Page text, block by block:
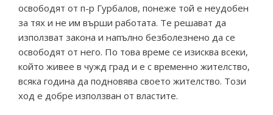
освободят от п-р Гурбалов, понеже той е неудобен
за тях и не им върши работата. Те решават да
използват закона и напълно безболезнено да се
освободят от него. По това време се изисква всеки,
който живее в чужд град и е с временно жителство,
всяка година да подновява своето жителство. Този
ход е добре използван от властите.